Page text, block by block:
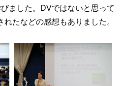
ました。DVではないと思って
たなどの感想もありました。